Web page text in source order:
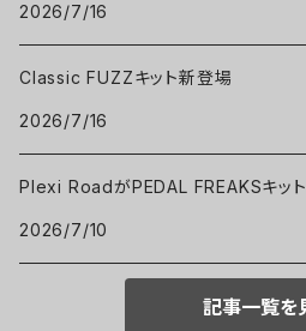
2026/7/16
Classic FUZZキット新登場
2026/7/16
Plexi RoadがPEDAL FREAKSキット
2026/7/10
記事一覧を